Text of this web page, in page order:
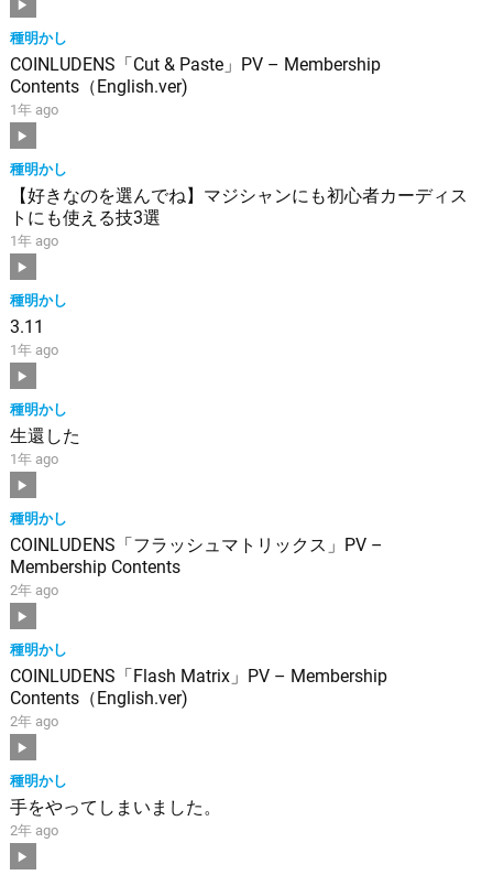
種明かし
COINLUDENS「Cut & Paste」PV – Membership
Contents（English.ver)
1年 ago
種明かし
【好きなのを選んでね】マジシャンにも初心者カーディス
トにも使える技3選
1年 ago
種明かし
3.11
1年 ago
種明かし
生還した
1年 ago
種明かし
COINLUDENS「フラッシュマトリックス」PV –
Membership Contents
2年 ago
種明かし
COINLUDENS「Flash Matrix」PV – Membership
Contents（English.ver)
2年 ago
種明かし
手をやってしまいました。
2年 ago